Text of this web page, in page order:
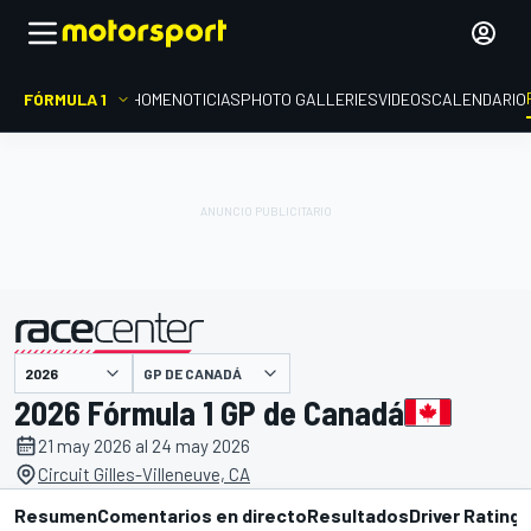
FÓRMULA 1 HOMENOTICIASPHOTO GALLERIESVIDEOSCALENDARIO
presentado por GP DE CANADÁ
2026 Fórmula 1 GP de Canadá
21 may 2026 al 24 may 2026
Circuit Gilles-Villeneuve, CA
ResumenComentarios en directoResultadosDriver Ratings